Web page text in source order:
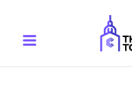
contenido
Menu